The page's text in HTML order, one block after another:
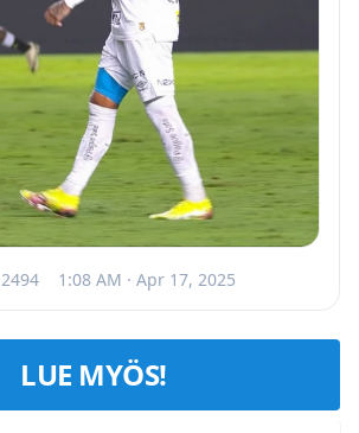
2494 1:08 AM · Apr 17, 2025
LUE MYÖS!